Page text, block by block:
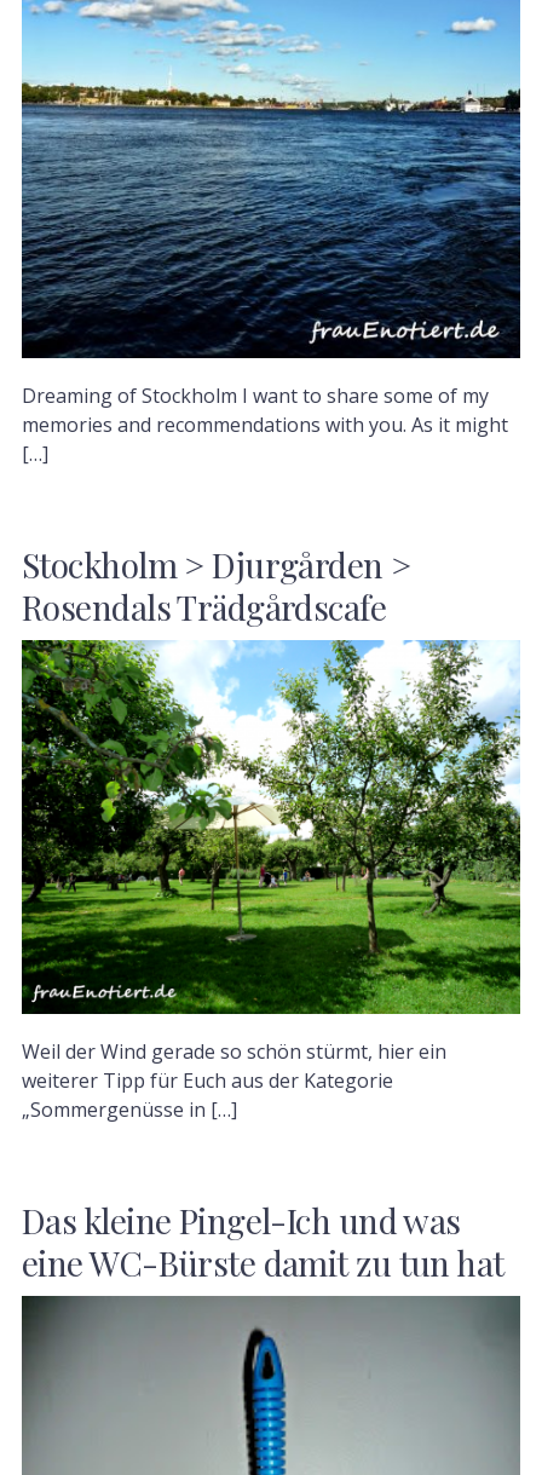
Dreaming of Stockholm I want to share some of my
memories and recommendations with you. As it might
[…]
Stockholm > Djurgården >
Rosendals Trädgårdscafe
Weil der Wind gerade so schön stürmt, hier ein
weiterer Tipp für Euch aus der Kategorie
„Sommergenüsse in […]
Das kleine Pingel-Ich und was
eine WC-Bürste damit zu tun hat